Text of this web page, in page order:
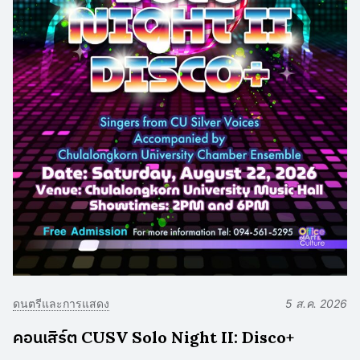
ดนตรีและการแสดง 5 ส.ค. 2026
คอนเสิร์ต CUSV Solo Night II: Disco+